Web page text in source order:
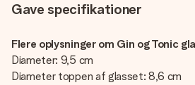
Gave specifikationer
Flere oplysninger om Gin og Tonic
Diameter: 9,5 cm
Diameter toppen af glasset: 8,6 cm